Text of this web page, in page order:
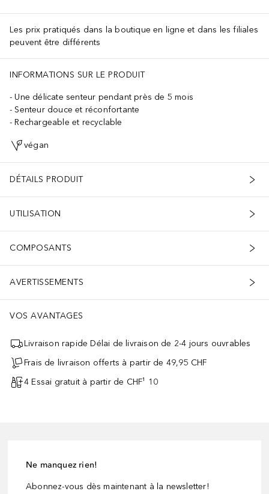
Les prix pratiqués dans la boutique en ligne et dans les filiales
peuvent être différents
INFORMATIONS SUR LE PRODUIT
Une délicate senteur pendant près de 5 mois
Senteur douce et réconfortante
Rechargeable et recyclable
végan
DÉTAILS PRODUIT
UTILISATION
COMPOSANTS
AVERTISSEMENTS
VOS AVANTAGES
Livraison rapide Délai de livraison de 2-4 jours ouvrables
Frais de livraison offerts à partir de 49,95 CHF
4 Essai gratuit à partir de CHF¹ 10
Ne manquez rien!
Abonnez-vous dès maintenant à la newsletter!